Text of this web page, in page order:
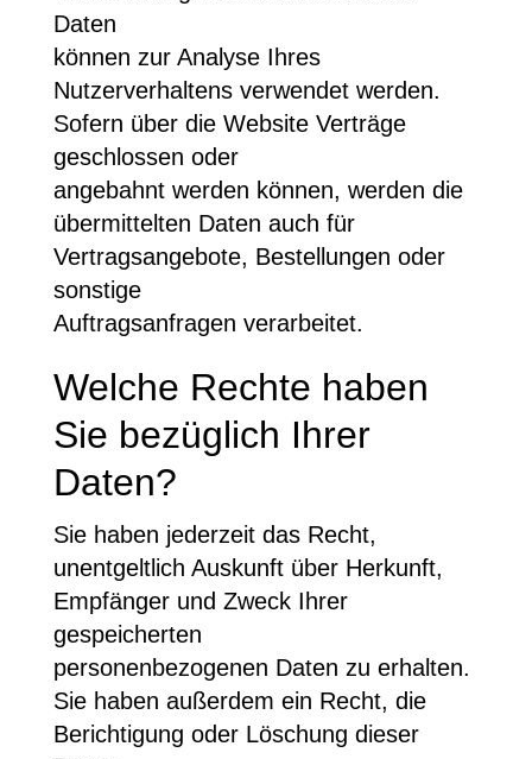
Daten
können zur Analyse Ihres
Nutzerverhaltens verwendet werden.
Sofern über die Website Verträge
geschlossen oder
angebahnt werden können, werden die
übermittelten Daten auch für
Vertragsangebote, Bestellungen oder
sonstige
Auftragsanfragen verarbeitet.
Welche Rechte haben
Sie bezüglich Ihrer
Daten?
Sie haben jederzeit das Recht,
unentgeltlich Auskunft über Herkunft,
Empfänger und Zweck Ihrer
gespeicherten
personenbezogenen Daten zu erhalten.
Sie haben außerdem ein Recht, die
Berichtigung oder Löschung dieser